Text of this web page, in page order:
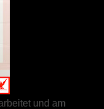
und am